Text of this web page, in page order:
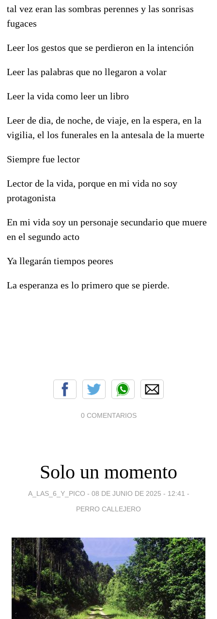
tal vez eran las sombras perennes y las sonrisas
fugaces
Leer los gestos que se perdieron en la intención
Leer las palabras que no llegaron a volar
Leer la vida como leer un libro
Leer de dia, de noche, de viaje, en la espera, en la
vigilia, el los funerales en la antesala de la muerte
Siempre fue lector
Lector de la vida, porque en mi vida no soy
protagonista
En mi vida soy un personaje secundario que muere
en el segundo acto
Ya llegarán tiempos peores
La esperanza es lo primero que se pierde.
0 COMENTARIOS
Solo un momento
A_LAS_6_Y_PICO - 08 DE JUNIO DE 2025 - 12:41 -
PERRO CALLEJERO